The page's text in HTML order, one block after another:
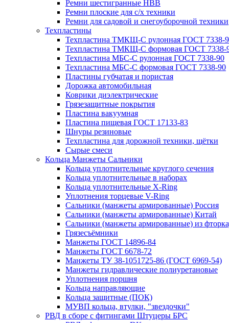
Ремни шестигранные HBB
Ремни плоские для с/х техники
Ремни для садовой и снегоуборочной техники
Техпластины
Техпластина ТМКЩ-С рулонная ГОСТ 7338-
Техпластина ТМКЩ-С формовая ГОСТ 7338-
Техпластина МБС-С рулонная ГОСТ 7338-90
Техпластина МБС-С формовая ГОСТ 7338-90
Пластины губчатая и пористая
Дорожка автомобильная
Коврики диэлектрические
Грязезащитные покрытия
Пластина вакуумная
Пластина пищевая ГОСТ 17133-83
Шнуры резиновые
Техпластина для дорожной техники, щётки
Сырые смеси
Кольца Манжеты Сальники
Кольца уплотнительные круглого сечения
Кольца уплотнительные в наборах
Кольца уплотнительные Х-Ring
Уплотнения торцевые V-Ring
Сальники (манжеты армированные) Россия
Сальники (манжеты армированные) Китай
Сальники (манжеты армированные) из
Грязесъёмники
Манжеты ГОСТ 14896-84
Манжеты ГОСТ 6678-72
Манжеты ТУ 38-1051725-86 (ГОСТ 6969-54)
Манжеты гидравлические полиуретановые
Уплотнения поршня
Кольца направляющие
Кольца защитные (ПОК)
МУВП кольца, втулки, "звездочки"
РВД в сборе с фитингами Штуцеры БРС